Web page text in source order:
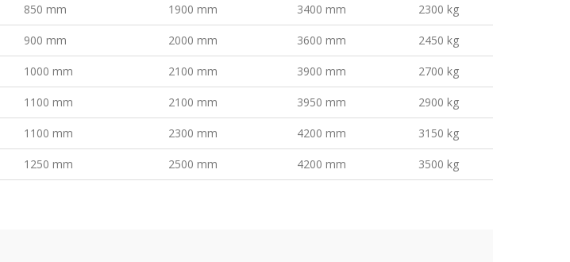
850 mm 1900 mm 3400 mm 2300 kg
900 mm 2000 mm 3600 mm 2450 kg
1000 mm 2100 mm 3900 mm 2700 kg
1100 mm 2100 mm 3950 mm 2900 kg
1100 mm 2300 mm 4200 mm 3150 kg
1250 mm 2500 mm 4200 mm 3500 kg